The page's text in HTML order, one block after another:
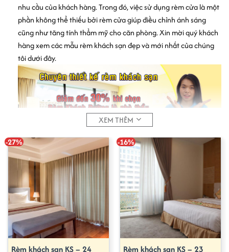
nhu cầu của khách hàng. Trong đó, việc sử dụng rèm cửa là một
phần không thể thiếu bởi rèm cửa giúp điều chỉnh ánh sáng
cũng như tăng tính thẩm mỹ cho căn phòng. Xin mời quý khách
hàng xem các mẫu rèm khách sạn đẹp và mới nhất của chúng
tôi dưới đây.
“SỰ HÀI LÒNG QUÝ KHÁCH LÀ THƯỚC ĐO CHO SẢN PHẨM VÀ
PHÁT TRIỂN CỦA KHÁNH ĐƯỜNG’’
NÓI THẬT – LÀM THẬT – SẢN PHẨM THẬT
XEM THÊM
-27%
Rèm khách sạn KS – 24
-16%
Rèm khách sạn KS – 23